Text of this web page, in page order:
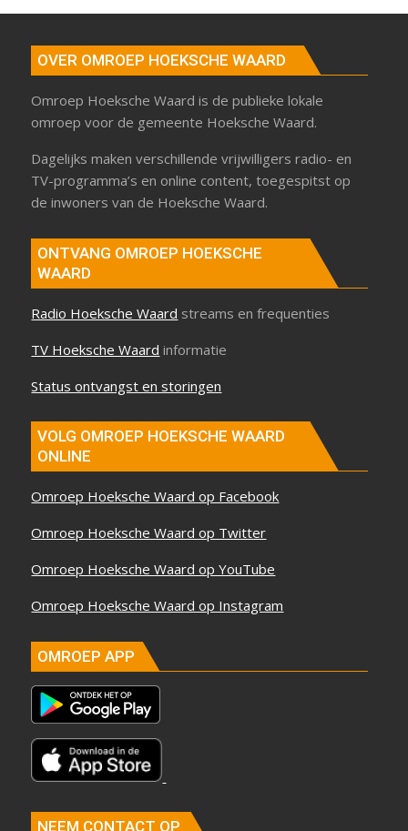
OVER OMROEP HOEKSCHE WAARD
Omroep Hoeksche Waard is de publieke lokale
omroep voor de gemeente Hoeksche Waard.
Dagelijks maken verschillende vrijwilligers radio- en
TV-programma’s en online content, toegespitst op
de inwoners van de Hoeksche Waard.
ONTVANG OMROEP HOEKSCHE
WAARD
Radio Hoeksche Waard streams en frequenties
TV Hoeksche Waard informatie
Status ontvangst en storingen
VOLG OMROEP HOEKSCHE WAARD
ONLINE
Omroep Hoeksche Waard op Facebook
Omroep Hoeksche Waard op Twitter
Omroep Hoeksche Waard op YouTube
Omroep Hoeksche Waard op Instagram
OMROEP APP
NEEM CONTACT OP